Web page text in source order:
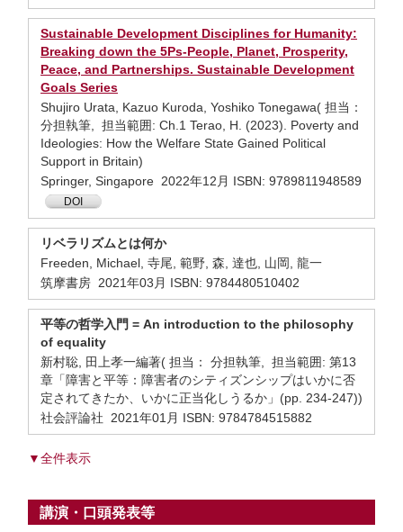
Sustainable Development Disciplines for Humanity:
Breaking down the 5Ps-People, Planet, Prosperity,
Peace, and Partnerships. Sustainable Development
Goals Series
Shujiro Urata, Kazuo Kuroda, Yoshiko Tonegawa( 担当：
分担執筆, 担当範囲: Ch.1 Terao, H. (2023). Poverty and
Ideologies: How the Welfare State Gained Political
Support in Britain)
Springer, Singapore 2022年12月 ISBN: 9789811948589
DOI
リベラリズムとは何か
Freeden, Michael, 寺尾, 範野, 森, 達也, 山岡, 龍一
筑摩書房 2021年03月 ISBN: 9784480510402
平等の哲学入門 = An introduction to the philosophy
of equality
新村聡, 田上孝一編著( 担当： 分担執筆, 担当範囲: 第13
章「障害と平等：障害者のシティズンシップはいかに否
定されてきたか、いかに正当化しうるか」(pp. 234-247))
社会評論社 2021年01月 ISBN: 9784784515882
▼全件表示
講演・口頭発表等